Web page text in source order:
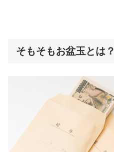
そもそもお盆玉とは？